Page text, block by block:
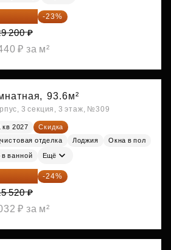
484 ₽ -23%
200 ₽
₽ за м²
93.6м²
3 секция, 3 этаж, №309
кв 2027
Скидка
отделка
Лоджия Окна в пол
ванной Ещё
795 ₽ -24%
520 ₽
₽ за м²